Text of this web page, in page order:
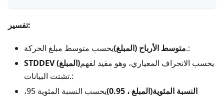
تفسير:
متوسط الأرباح (المبلغ)يحسب متوسط مبلغ الحركة.:
STDDEV (المبلغ)يحسب الانحراف المعياري، وهو مفيد لفهم
تشتت البيانات.:
النسبة المئوية(المبلغ ، 0.95)
يحسب النسبة المئوية 95،